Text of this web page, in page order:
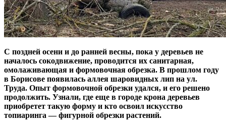
С поздней осени и до ранней весны, пока у деревьев не
началось сокодвижение, проводится их санитарная,
омолаживающая и формовочная обрезка. В прошлом году
в Борисове появилась аллея шаровидных лип на ул.
Труда. Опыт формовочной обрезки удался, и его решено
продолжить. Узнали, где еще в городе крона деревьев
приобретет такую форму и кто освоил искусство
топиаринга — фигурной обрезки растений.